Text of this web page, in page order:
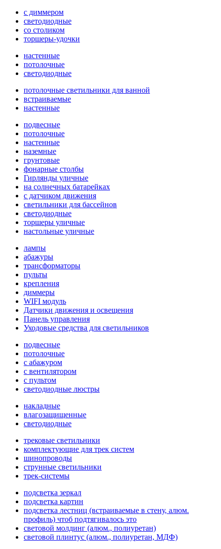
с диммером
светодиодные
со столиком
торшеры-удочки
настенные
потолочные
светодиодные
потолочные светильники для ванной
встраиваемые
настенные
подвесные
потолочные
настенные
наземные
грунтовые
фонарные столбы
Гирлянды уличные
на солнечных батарейках
с датчиком движения
светильники для бассейнов
светодиодные
торшеры уличные
настольные уличные
лампы
абажуры
трансформаторы
пульты
крепления
диммеры
WIFI модуль
Датчики движения и освещения
Панель управления
Уходовые средства для светильников
подвесные
потолочные
с абажуром
с вентилятором
с пультом
светодиодные люстры
накладные
влагозащищенные
светодиодные
трековые светильники
комплектующие для трек систем
шинопроводы
струнные светильники
трек-системы
подсветка зеркал
подсветка картин
подсветка лестниц (встраиваемые в стену, алюм.
профиль) чтоб подтягивалось это
световой молдинг (алюм., полиуретан)
световой плинтус (алюм., полиуретан, МДФ)